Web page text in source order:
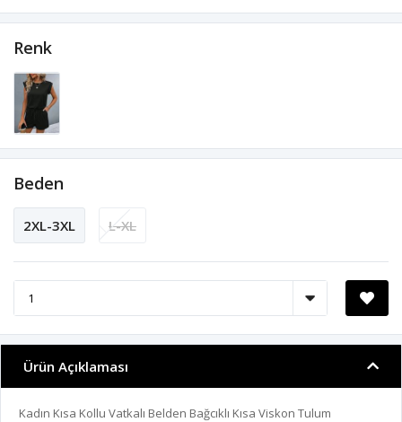
Renk
Beden
2XL-3XL L-XL
Ürün Açıklaması
Kadın Kısa Kollu Vatkalı Belden Bağcıklı Kısa Viskon Tulum